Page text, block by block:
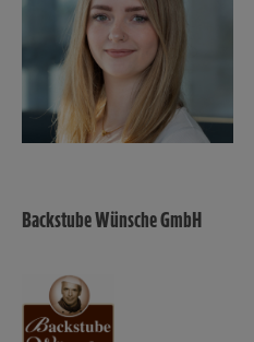
Backstube Wünsche GmbH